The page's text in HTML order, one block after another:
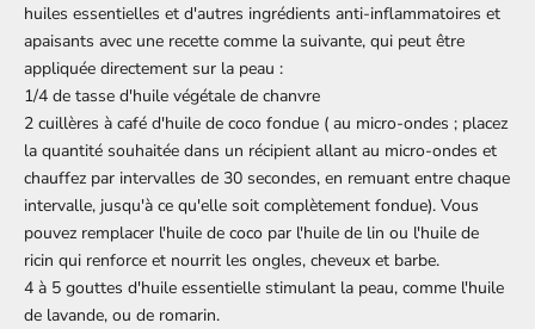
huiles essentielles et d'autres ingrédients anti-inflammatoires et
apaisants avec une recette comme la suivante, qui peut être
appliquée directement sur la peau :
1/4 de tasse d'huile végétale de chanvre
2 cuillères à café d'huile de coco fondue ( au micro-ondes ; placez
la quantité souhaitée dans un récipient allant au micro-ondes et
chauffez par intervalles de 30 secondes, en remuant entre chaque
intervalle, jusqu'à ce qu'elle soit complètement fondue). Vous
pouvez remplacer l'huile de coco par l'huile de lin ou l'huile de
ricin qui renforce et nourrit les ongles, cheveux et barbe.
4 à 5 gouttes d'huile essentielle stimulant la peau, comme l'huile
de lavande, ou de romarin.